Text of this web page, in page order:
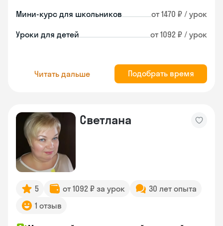
Мини-курс для школьников от 1470 ₽ / урок
Уроки для детей от 1092 ₽ / урок
Читать дальше Подобрать время
Светлана
5 от 1092 ₽ за урок
30 лет опыта
1 отзыв